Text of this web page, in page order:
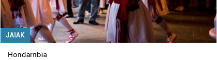
JAIAK
Hondarribia